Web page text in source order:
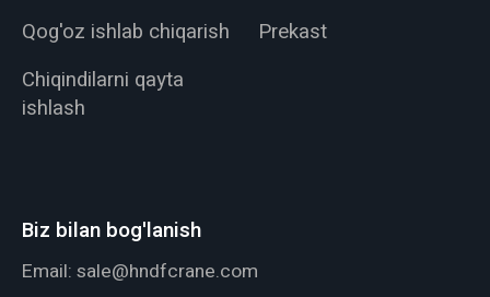
Qog'oz ishlab chiqarish
Prekast
Chiqindilarni qayta
ishlash
Biz bilan bog'lanish
Email: sale@hndfcrane.com